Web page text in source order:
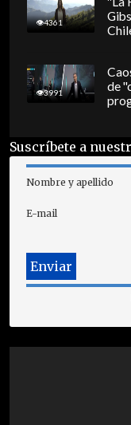
4361
3991
de
Suscríbete a
Nombre y apellido
E-mail